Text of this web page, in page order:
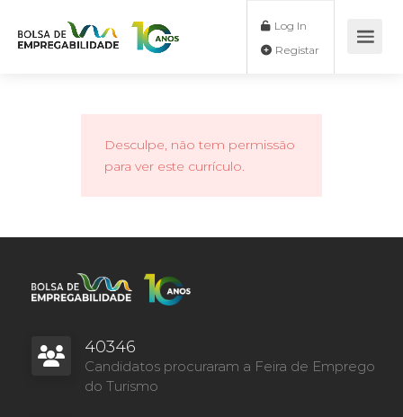
Log In
Desculpe, não tem permissão
para ver este currículo.
40346
Candidatos procuraram a Feira de Emprego
do Turismo